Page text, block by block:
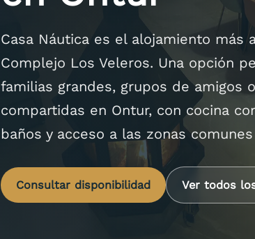
Casa Náutica es el alojamiento más
Complejo Los Veleros. Una opción
familias grandes, grupos de amigos
compartidas en Ontur, con cocina
baños y acceso a las zonas
Consultar disponibilidad Ver todos